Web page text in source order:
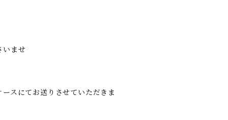
いませ
スにてお送りさせていただきま